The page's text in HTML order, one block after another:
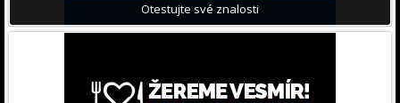
Otestujte své znalosti